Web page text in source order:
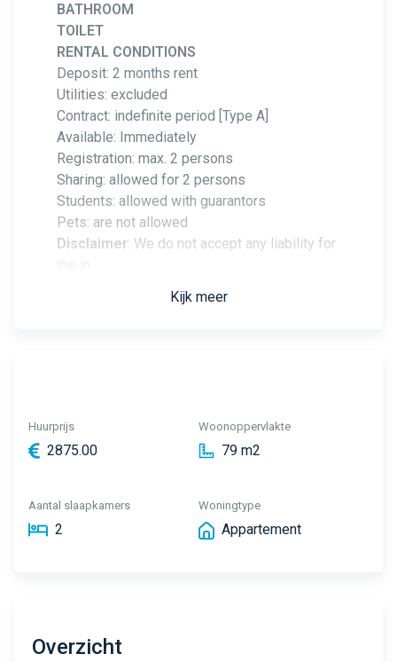
BATHROOM
TOILET
RENTAL CONDITIONS
Deposit: 2 months rent
Utilities: excluded
Contract: indefinite period [Type A]
Available: Immediately
Registration: max. 2 persons
Sharing: allowed for 2 persons
Students: allowed with guarantors
Pets: are not allowed
Disclaimer: We do not accept any liability for
Kijk meer
Huurprijs
2875.00
Woonoppervlakte
79 m2
Aantal slaapkamers
2
Woningtype
Appartement
Overzicht